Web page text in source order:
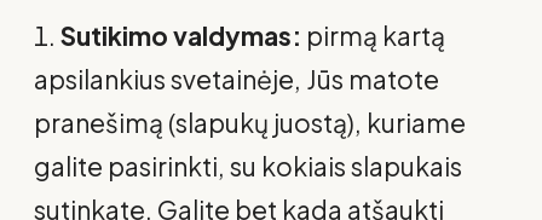
Sutikimo valdymas: pirmą kartą
apsilankius svetainėje, Jūs matote
pranešimą (slapukų juostą), kuriame
galite pasirinkti, su kokiais slapukais
sutinkate. Galite bet kada atšaukti